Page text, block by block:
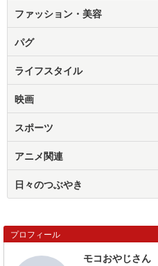
ファッション・美容
パグ
ライフスタイル
映画
スポーツ
アニメ関連
日々のつぶやき
プロフィール
モコおやじさん